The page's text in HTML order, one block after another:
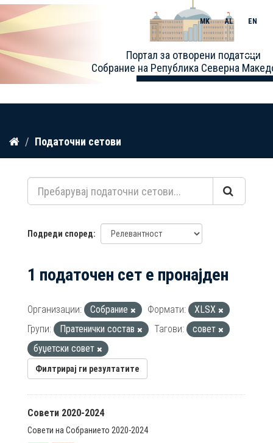
Прескокнете
содржина
Портал за отворени податоци
Собрание на Република Северна
MK AL EN
Toggle
Податочни сетови
Подреди според
1 податочен сет е пронајден
Организации: Собрание Формати:
XLSX
Групи:
Пратенички состав Тагови:
совет
буџетски совет
Филтрирај ги резултатите
Совети 2020-2024
Совети на Собранието 2020-2024